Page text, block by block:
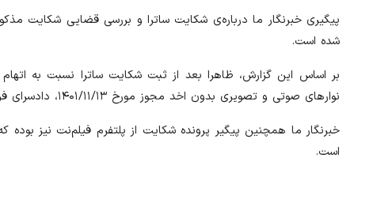
پیگیری خبرنگار ما درباره‌ی شکایت ساترا و بررسی قضایی شکایت
شده است.
بر اساس این گزارش، ظاهرا بعد از ثبت شکایت ساترا نسبت به
نوارهای صوتی و تصویری بدون اخد مجوز مورخ ۱۴۰۱/۱۱/۱۳، دادسرای فرهنگ و رسانه قرار منع تعقیب صادر کرده است.
خبرنگار ما همچنین پیگیر پرونده شکایت از پلتفرم فیلم‌نت نیز
است.